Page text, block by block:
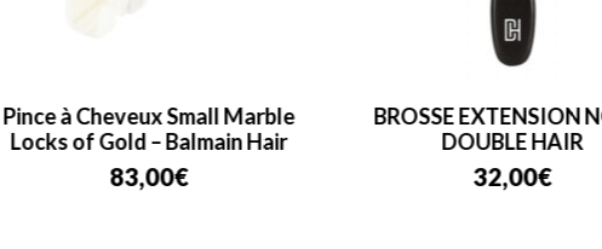
BROSSE EXTENSION NOIRE
DOUBLE HAIR
32,00€
Revitalizing Conditioner
47,00€